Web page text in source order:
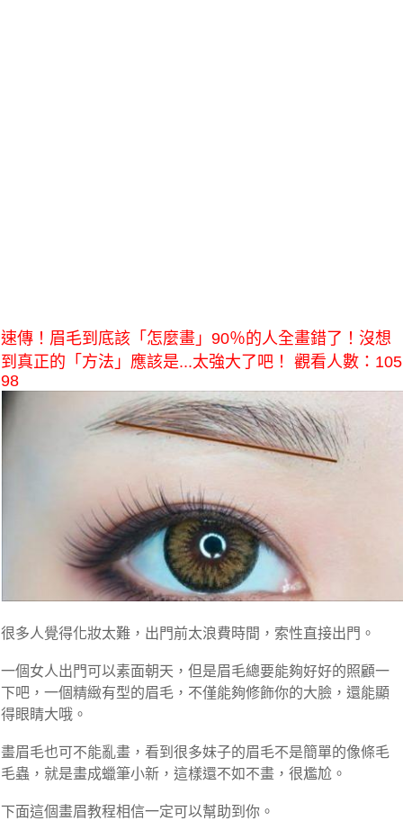
速傳！眉毛到底該「怎麼畫」90％的人全畫錯了！沒想
到真正的「方法」應該是...太強大了吧！ 觀看人數：105
98
很多人覺得化妝太難，出門前太浪費時間，索性直接出門。
一個女人出門可以素面朝天，但是眉毛總要能夠好好的照顧一
下吧，一個精緻有型的眉毛，不僅能夠修飾你的大臉，還能顯
得眼睛大哦。
畫眉毛也可不能亂畫，看到很多妹子的眉毛不是簡單的像條毛
毛蟲，就是畫成蠟筆小新，這樣還不如不畫，很尷尬。
下面這個畫眉教程相信一定可以幫助到你。